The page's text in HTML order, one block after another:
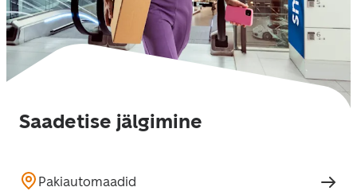
Saadetise jälgimine
Pakiautomaadid